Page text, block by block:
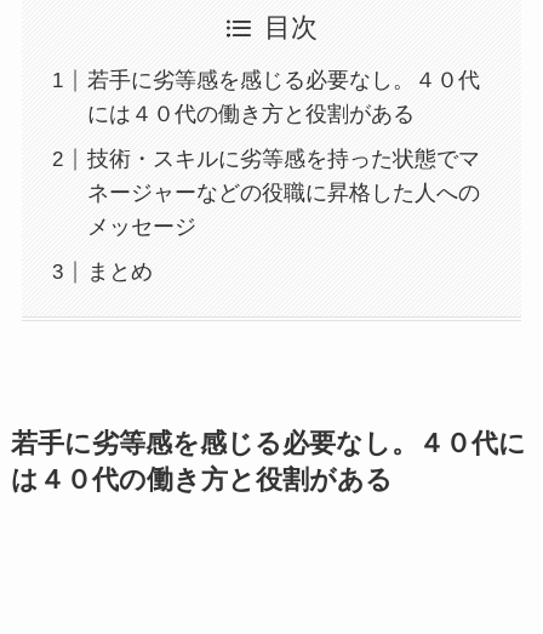
目次
若手に劣等感を感じる必要なし。４０代
には４０代の働き方と役割がある
技術・スキルに劣等感を持った状態でマ
ネージャーなどの役職に昇格した人への
メッセージ
まとめ
若手に劣等感を感じる必要なし。４０代に
は４０代の働き方と役割がある